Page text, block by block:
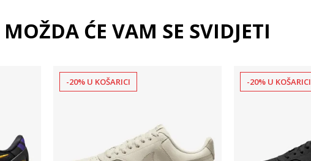
MOŽDA ĆE VAM SE SVIDJETI
-20% U KOŠARICI -20% U KOŠARICI